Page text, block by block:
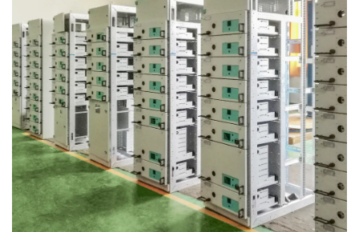
Mga Solusyon
Ilagay
Makipag-ugnayan sa Amin